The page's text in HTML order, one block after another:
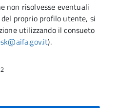
non risolvesse eventuali
proprio profilo utente, si
utilizzando il consueto
).